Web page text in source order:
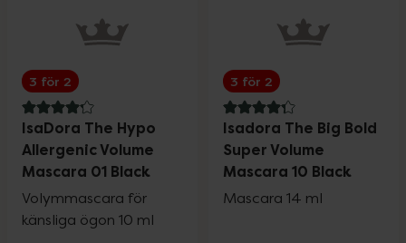
3 för 2
4.2 av 5 i omdöme
IsaDora The Hypo
Allergenic Volume
Mascara 01 Black
Volymmascara för
känsliga ögon 10 ml
3 för 2
4.3 av 5 i omdöme
Isadora The Big Bold
Super Volume
Mascara 10 Black
Mascara 14 ml